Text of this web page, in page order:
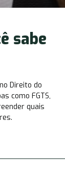
sabe
Direito do
como FGTS,
quais